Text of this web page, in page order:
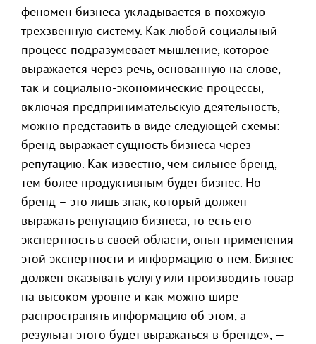
феномен бизнеса укладывается в похожую
трёхзвенную систему. Как любой социальный
процесс подразумевает мышление, которое
выражается через речь, основанную на слове,
так и социально-экономические процессы,
включая предпринимательскую деятельность,
можно представить в виде следующей схемы:
бренд выражает сущность бизнеса через
репутацию. Как известно, чем сильнее бренд,
тем более продуктивным будет бизнес. Но
бренд – это лишь знак, который должен
выражать репутацию бизнеса, то есть его
экспертность в своей области, опыт применения
этой экспертности и информацию о нём. Бизнес
должен оказывать услугу или производить товар
на высоком уровне и как можно шире
распространять информацию об этом, а
результат этого будет выражаться в бренде», —